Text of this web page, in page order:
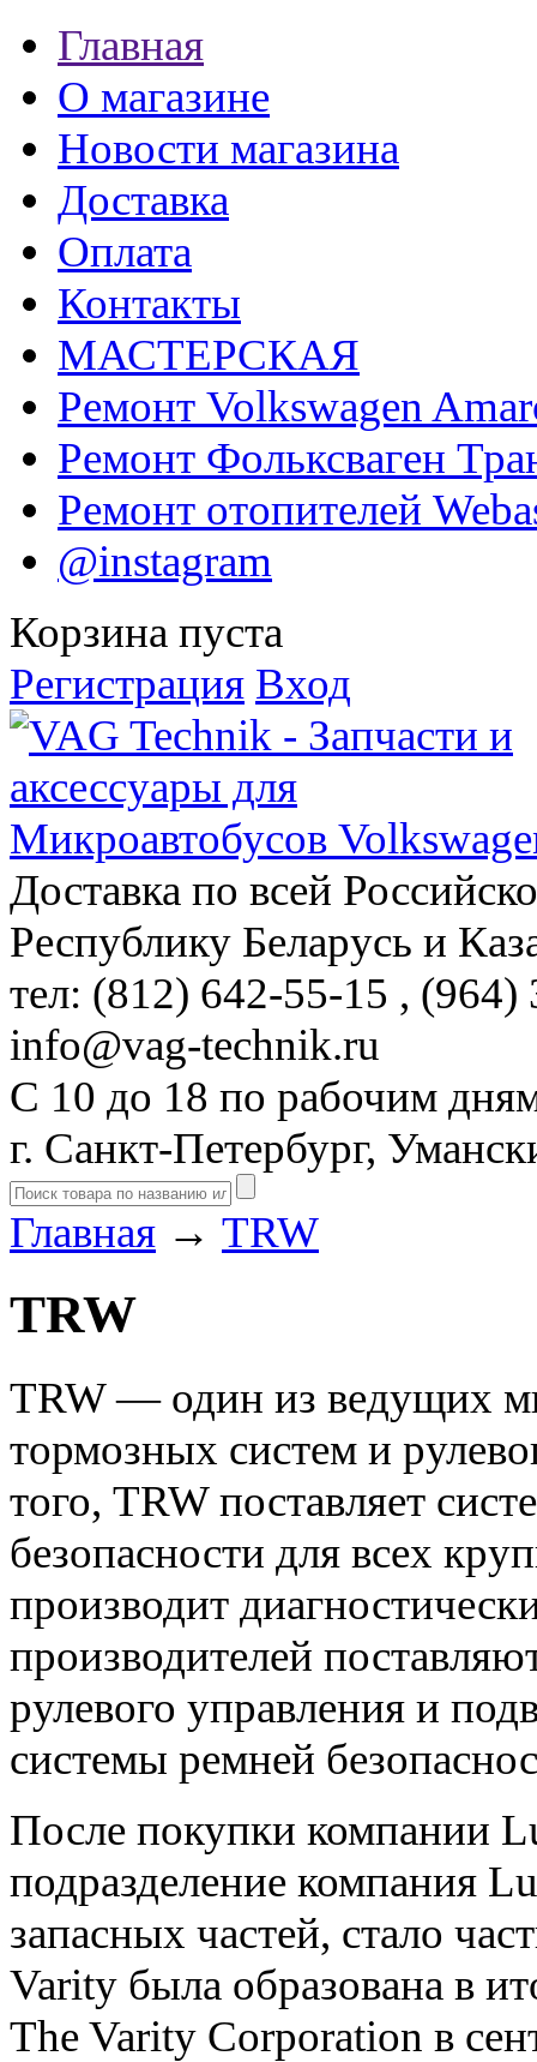
Главная
О магазине
Новости магазина
Доставка
Оплата
Контакты
МАСТЕРСКАЯ
Ремонт Volkswagen
Ремонт Фольксваген
Ремонт отопителей
@instagram
Корзина пуста
Регистрация Вход
Доставка по всей
Республику Беларусь и
тел: (812) 642-55-15 , (964)
info@vag-technik.ru
С 10 до 18 по рабочим
г. Санкт-Петербург,
Главная → TRW
TRW
TRW — один из ведущих
тормозных систем и
того, TRW поставляет
безопасности для всех
производит
производителей
рулевого управления и
системы ремней
После покупки компании
подразделение компания
запасных частей, стало
Varity была образована в
The Varity Corporation в